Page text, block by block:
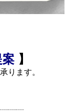
】
ります。